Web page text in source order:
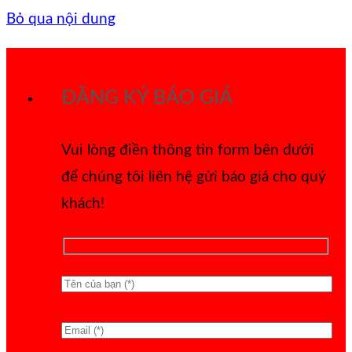
Bỏ qua nội dung
ĐĂNG KÝ BÁO GIÁ
Vui lòng điền thông tin form bên dưới
để chúng tôi liên hệ gửi báo giá cho quý
khách!